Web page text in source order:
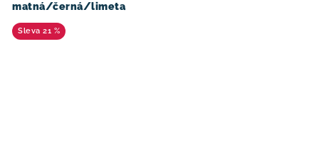
matná/černá/limeta
21 %